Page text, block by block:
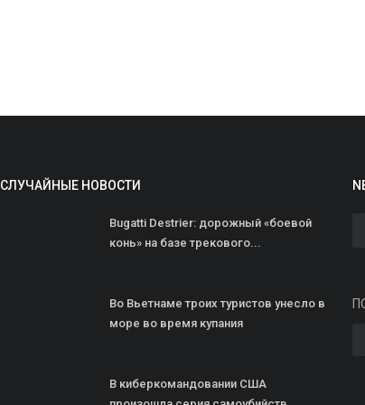
СЛУЧАЙНЫЕ НОВОСТИ
Bugatti Destrier: дорожный «боевой
конь» на базе трекового...
Во Вьетнаме троих туристов унесло в
море во время купания
В киберкомандовании США